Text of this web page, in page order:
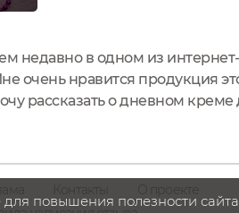
недавно в одном из
очень нравится продукция
рассказать о дневном
что...
повышения полезности